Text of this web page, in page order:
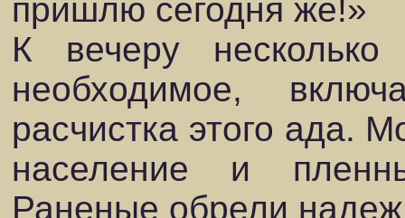
пришлю сегодня же!»
К вечеру несколько
необходимое,
расчистка этого ада.
население и
Раненые обрели